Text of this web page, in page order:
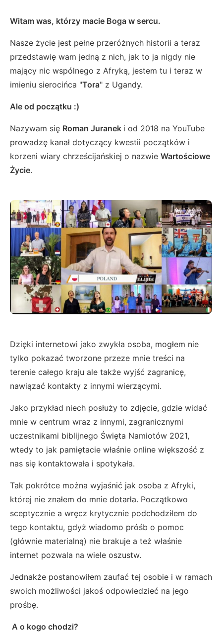
Witam was, którzy macie Boga w sercu.
Nasze życie jest pełne przeróżnych historii a teraz
przedstawię wam jedną z nich, jak to ja nigdy nie
mający nic wspólnego z Afryką, jestem tu i teraz w
imieniu sierocińca "Tora" z Ugandy.
Ale od początku :)
Nazywam się Roman Juranek i od 2018 na YouTube
prowadzę kanał dotyczący kwestii początków i
korzeni wiary chrześcijańskiej o nazwie Wartościowe
Życie.
Dzięki internetowi jako zwykła osoba, mogłem nie
tylko pokazać tworzone przeze mnie treści na
terenie całego kraju ale także wyjść zagranicę,
nawiązać kontakty z innymi wierzącymi.
Jako przykład niech posłuży to zdjęcie, gdzie widać
mnie w centrum wraz z innymi, zagranicznymi
uczestnikami biblijnego Święta Namiotów 2021,
wtedy to jak pamiętacie właśnie online większość z
nas się kontaktowała i spotykała.
Tak pokrótce można wyjaśnić jak osoba z Afryki,
której nie znałem do mnie dotarła. Początkowo
sceptycznie a wręcz krytycznie podchodziłem do
tego kontaktu, gdyż wiadomo próśb o pomoc
(głównie materialną) nie brakuje a też właśnie
internet pozwala na wiele oszustw.
Jednakże postanowiłem zaufać tej osobie i w ramach
swoich możliwości jakoś odpowiedzieć na jego
prośbę.
A o kogo chodzi?